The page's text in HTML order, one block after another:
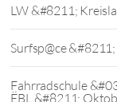
LW &#8211;
Surfsp@ce
Fahrradschule
ËBL &#8211;